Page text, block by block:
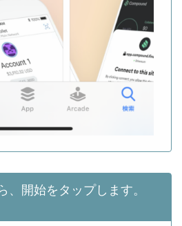
、開始をタップします。